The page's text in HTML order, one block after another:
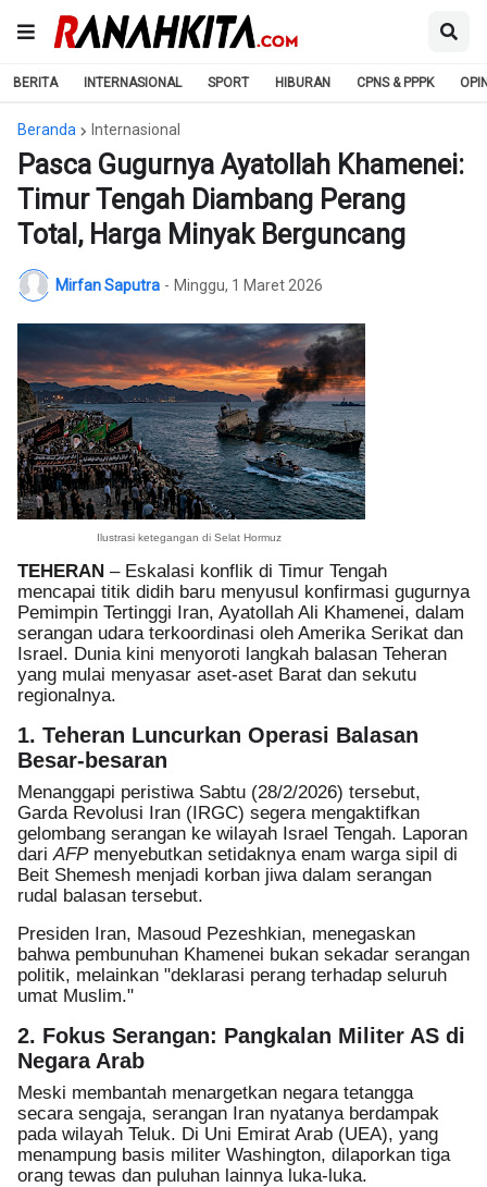
BERITA INTERNASIONAL SPORT HIBURAN CPNS & PPPK
Beranda Internasional
Pasca Gugurnya Ayatollah Khamenei:
Timur Tengah Diambang Perang
Total, Harga Minyak Berguncang
Mirfan Saputra - Minggu, 1 Maret 2026
Ilustrasi ketegangan di Selat Hormuz
TEHERAN – Eskalasi konflik di Timur Tengah
mencapai titik didih baru menyusul konfirmasi gugurnya
Pemimpin Tertinggi Iran, Ayatollah Ali Khamenei, dalam
serangan udara terkoordinasi oleh Amerika Serikat dan
Israel. Dunia kini menyoroti langkah balasan Teheran
yang mulai menyasar aset-aset Barat dan sekutu
regionalnya.
1. Teheran Luncurkan Operasi Balasan
Besar-besaran
Menanggapi peristiwa Sabtu (28/2/2026) tersebut,
Garda Revolusi Iran (IRGC) segera mengaktifkan
gelombang serangan ke wilayah Israel Tengah. Laporan
dariAFPmenyebutkan setidaknya enam warga sipil di
Beit Shemesh menjadi korban jiwa dalam serangan
rudal balasan tersebut.
Presiden Iran, Masoud Pezeshkian, menegaskan
bahwa pembunuhan Khamenei bukan sekadar serangan
politik, melainkan "deklarasi perang terhadap seluruh
umat Muslim."
2. Fokus Serangan: Pangkalan Militer AS di
Negara Arab
Meski membantah menargetkan negara tetangga
secara sengaja, serangan Iran nyatanya berdampak
pada wilayah Teluk. Di Uni Emirat Arab (UEA), yang
menampung basis militer Washington, dilaporkan tiga
orang tewas dan puluhan lainnya luka-luka.